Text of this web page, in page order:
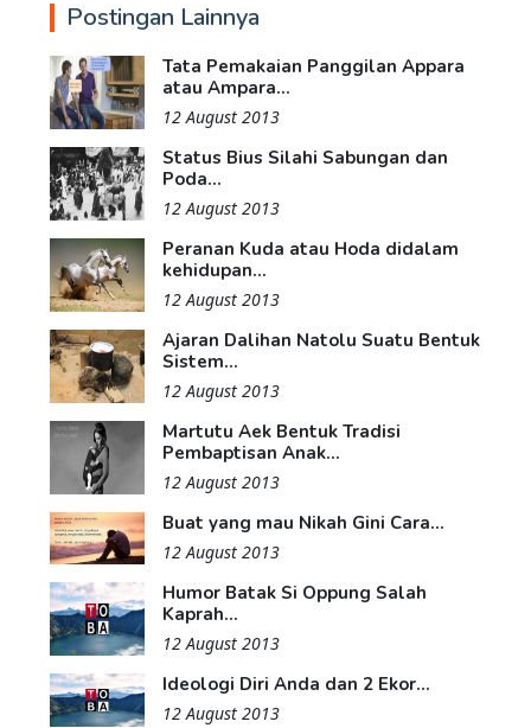
Postingan Lainnya
Tata Pemakaian Panggilan Appara
atau Ampara...
12 August 2013
Status Bius Silahi Sabungan dan
Poda...
12 August 2013
Peranan Kuda atau Hoda didalam
kehidupan...
12 August 2013
Ajaran Dalihan Natolu Suatu Bentuk
Sistem...
12 August 2013
Martutu Aek Bentuk Tradisi
Pembaptisan Anak...
12 August 2013
Buat yang mau Nikah Gini Cara...
12 August 2013
Humor Batak Si Oppung Salah
Kaprah...
12 August 2013
Ideologi Diri Anda dan 2 Ekor...
12 August 2013